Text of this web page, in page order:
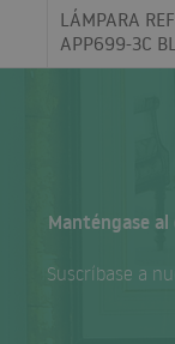
LÁMPARA
APP699-3C
Manténgase
Suscríbase a